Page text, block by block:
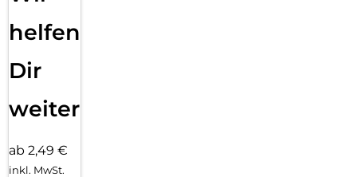
helfen
Dir
weiter
ab 2,49 €
inkl. MwSt.